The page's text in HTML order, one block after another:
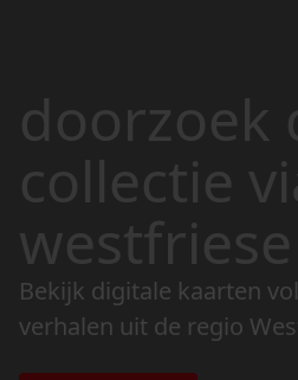
doorzoek
collectie
Bekijk digitale kaarten
verhalen uit de regio